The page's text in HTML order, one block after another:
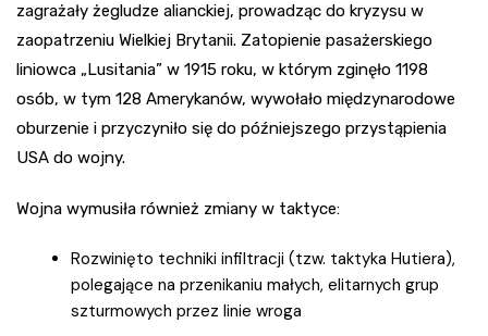
zagrażały żegludze alianckiej, prowadząc do kryzysu w
zaopatrzeniu Wielkiej Brytanii. Zatopienie pasażerskiego
liniowca „Lusitania” w 1915 roku, w którym zginęło 1198
osób, w tym 128 Amerykanów, wywołało międzynarodowe
oburzenie i przyczyniło się do późniejszego przystąpienia
USA do wojny.
Wojna wymusiła również zmiany w taktyce:
Rozwinięto techniki infiltracji (tzw. taktyka Hutiera),
polegające na przenikaniu małych, elitarnych grup
szturmowych przez linie wroga